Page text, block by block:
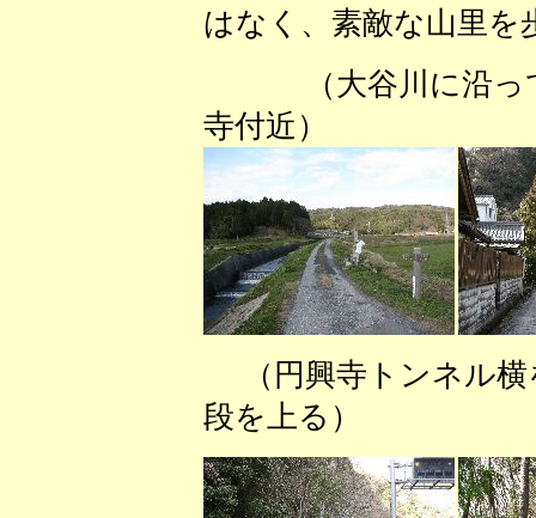
はなく、素敵な山里
（大谷川に沿
寺付近） （青墓
（円興寺トンネ
段を上る）